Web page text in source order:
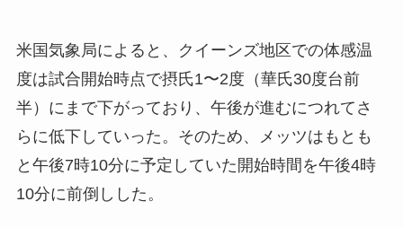
米国気象局によると、クイーンズ地区での体感温
度は試合開始時点で摂氏1〜2度（華氏30度台前
半）にまで下がっており、午後が進むにつれてさ
らに低下していった。そのため、メッツはもとも
と午後7時10分に予定していた開始時間を午後4時
10分に前倒しした。